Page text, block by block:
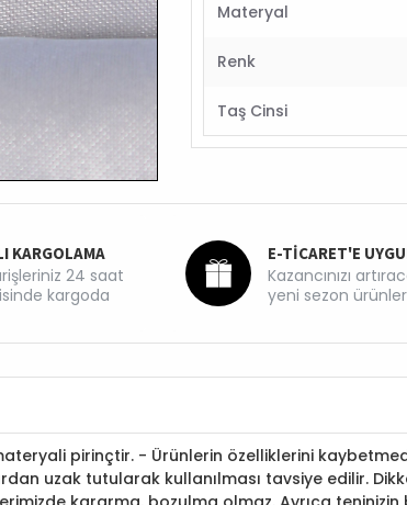
Materyal
Renk
Taş Cinsi
KARGOLAMA
24 saat
kargoda
E-TİCARET'E
Kazancınızı
yeni sezon ürünler
pirinçtir. - Ürünlerin özelliklerini
uzak tutularak kullanılması tavsiye edilir.